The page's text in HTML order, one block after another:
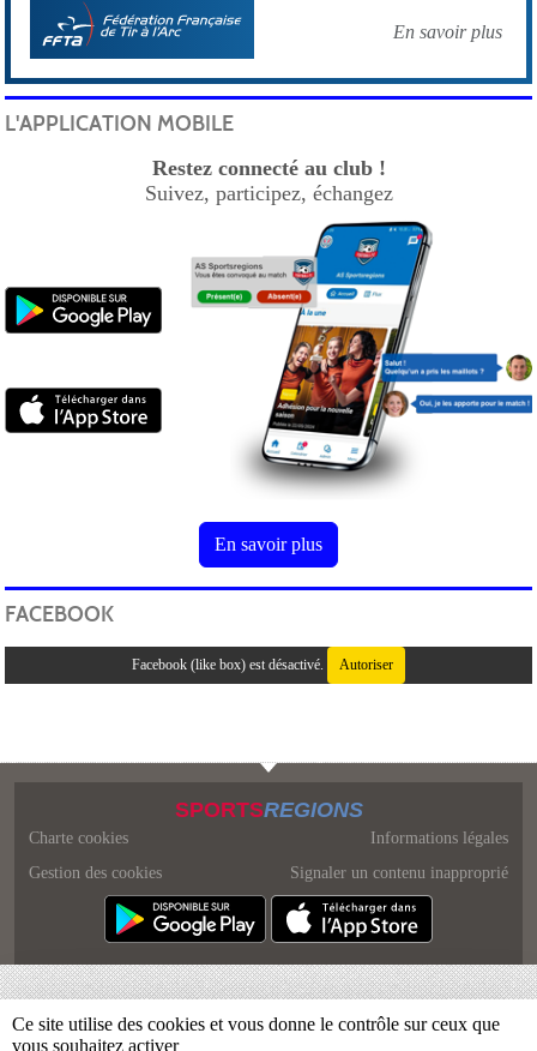
En savoir plus
L'APPLICATION MOBILE
Restez connecté au club !
Suivez, participez, échangez
En savoir plus
FACEBOOK
Facebook (like box) est désactivé. Autoriser
SPORTSREGIONS
Charte cookies
Gestion des cookies
Informations légales
Signaler un contenu inapproprié
Ce site utilise des cookies et vous donne le contrôle sur ceux que
vous souhaitez activer